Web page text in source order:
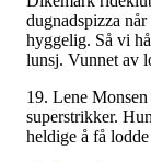
dugnadspizza
hyggelig. Så vi
lunsj. Vunnet av
19. Lene
superstrikker.
heldige å få